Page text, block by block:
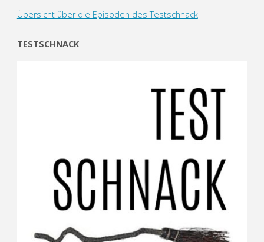
Übersicht über die Episoden des Testschnack
TESTSCHNACK